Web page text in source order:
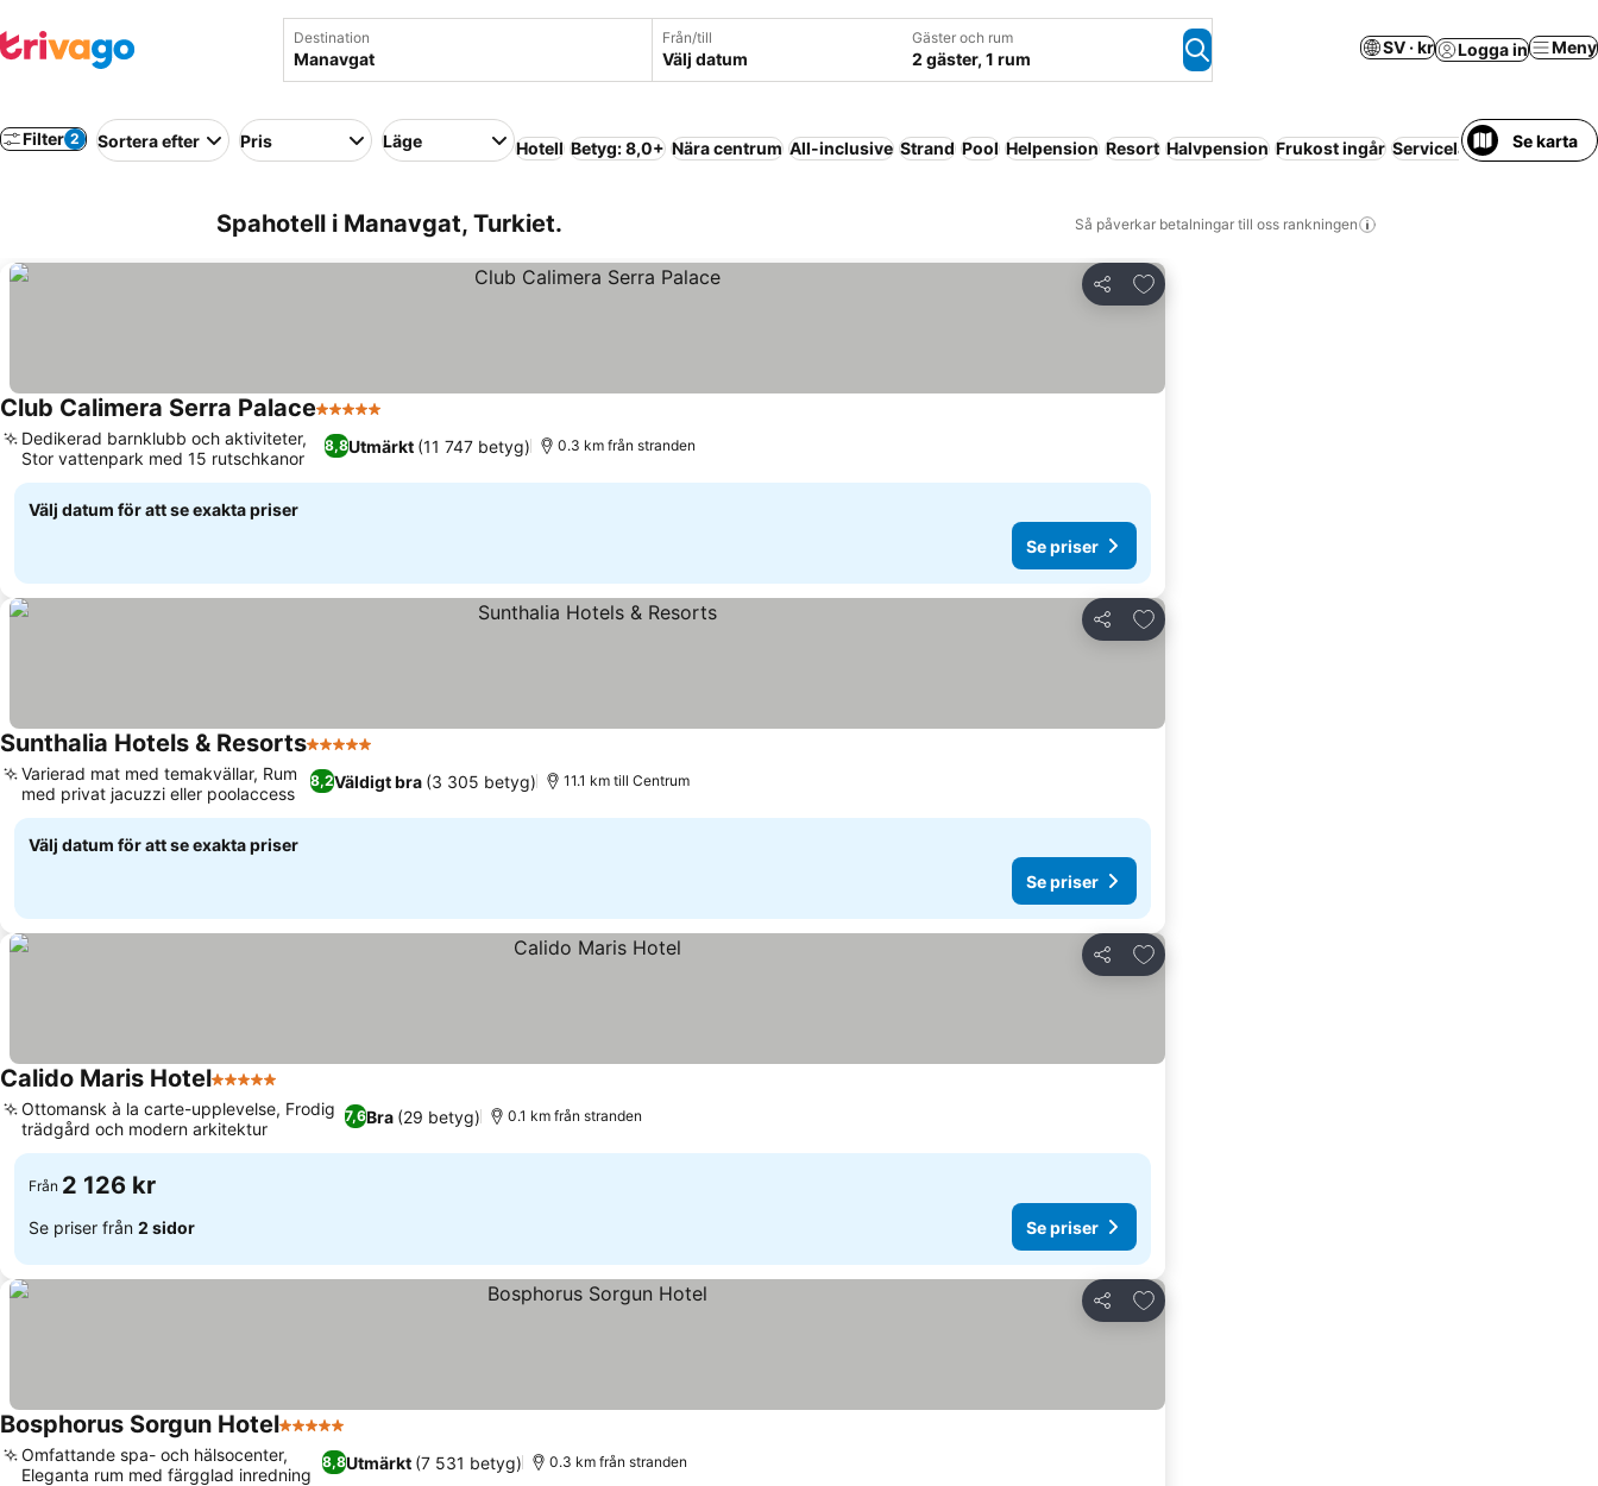
Destination Från/till
Välj datum
Gäster och rum
2 gäster, 1 rum
SV · kr Logga in Meny
Filter 2 Sortera efter Pris Läge Hotell Betyg: 8,0+ Nära centrum All-inclusive Strand Pool Helpension Resort Halvpension Frukost ingår Servicelägenhet Familjer
Se karta
Spahotell i Manavgat, Turkiet. Så påverkar betalningar till oss rankningen
Dela
Lägg till i Mina Favoriter
Club Calimera Serra Palace5 Stjärnor
8,8Utmärkt (11 747 betyg)
Dedikerad barnklubb och aktiviteter,
Stor vattenpark med 15 rutschkanor
0.3 km från stranden
Välj datum för att se exakta priser
Se priser
Dela
Lägg till i Mina Favoriter
Sunthalia Hotels & Resorts5 Stjärnor
8,2Väldigt bra (3 305 betyg)
Varierad mat med temakvällar, Rum
med privat jacuzzi eller poolaccess
11.1 km till Centrum
Välj datum för att se exakta priser
Se priser
Dela
Lägg till i Mina Favoriter
Calido Maris Hotel5 Stjärnor
7,6Bra (29 betyg)
Ottomansk à la carte-upplevelse, Frodig
trädgård och modern arkitektur
0.1 km från stranden
Från 2 126 kr
Se priser från 2 sidor Se priser
Dela
Lägg till i Mina Favoriter
Bosphorus Sorgun Hotel5 Stjärnor
8,8Utmärkt (7 531 betyg)
Omfattande spa- och hälsocenter,
Eleganta rum med färgglad inredning
0.3 km från stranden